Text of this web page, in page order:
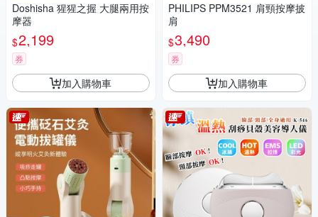
Doshisha 猩猩之握 大腿兩用按
摩器
$2,199
券
加入購物車
PHILIPS PPM3521 肩頸按摩披
肩
$3,490
券
加入購物車